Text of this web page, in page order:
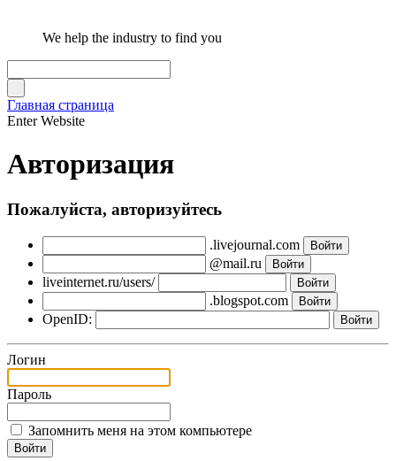
We help the industry to find you
Главная страница
Enter Website
Авторизация
Пожалуйста, авторизуйтесь
.livejournal.com
@mail.ru
liveinternet.ru/users/
.blogspot.com
OpenID:
Логин
Пароль
Запомнить меня на этом компьютере